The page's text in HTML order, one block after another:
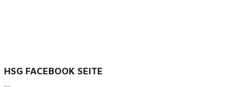
HSG FACEBOOK SEITE